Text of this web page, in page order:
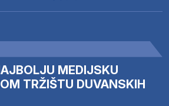
MEDIJSKU
TRŽIŠTU DUVANSKIH